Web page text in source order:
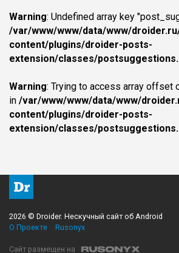
Warning: Undefined array key
/var/www/www/data/www/
content/plugins/droider-posts-
extension/classes/
Warning: Trying to access array offset
in /var/www/www/data/www/
content/plugins/droider-posts-
extension/classes/
2026 © Droider. Нескучный сайт об Android
О Проекте
Rusonyx
Сайт размещен на